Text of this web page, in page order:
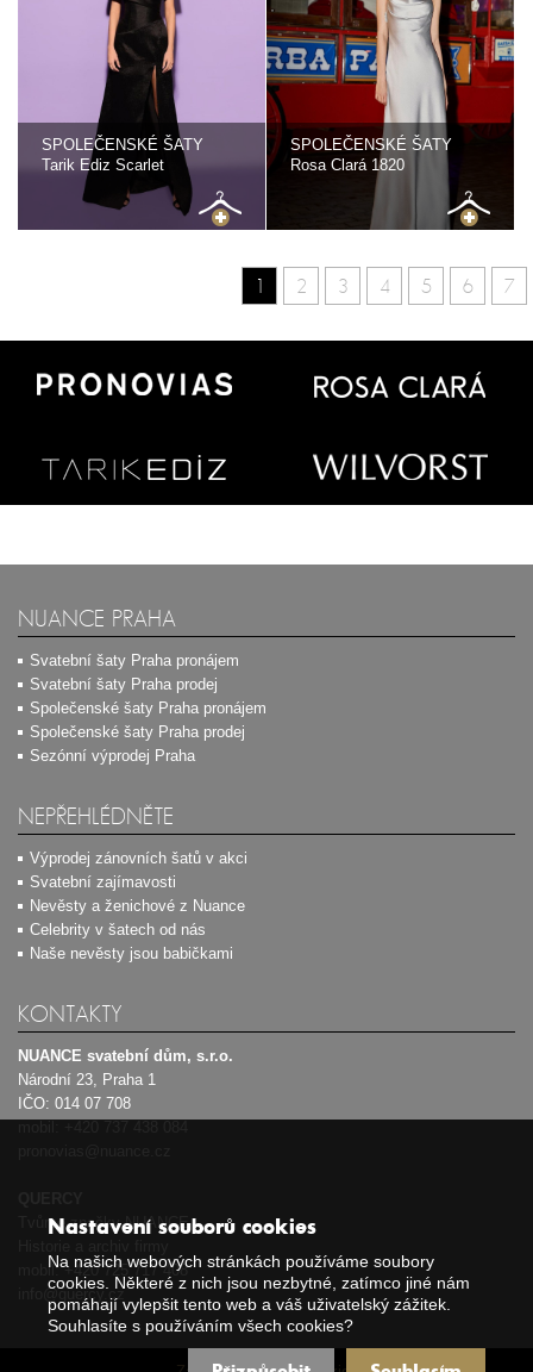
SPOLEČENSKÉ ŠATY
Tarik Ediz Scarlet
SPOLEČENSKÉ ŠATY
Rosa Clará 1820
1 2 3 4 5 6 7
NUANCE PRAHA
Svatební šaty Praha pronájem
Svatební šaty Praha prodej
Společenské šaty Praha pronájem
Společenské šaty Praha prodej
Sezónní výprodej Praha
NEPŘEHLÉDNĚTE
Výprodej zánovních šatů v akci
Svatební zajímavosti
Nevěsty a ženichové z Nuance
Celebrity v šatech od nás
Naše nevěsty jsou babičkami
KONTAKTY
NUANCE svatební dům, s.r.o.
Národní 23, Praha 1
IČO: 014 07 708
Tvůrce značky NUANCE
mobil:+420 725 717 408
info@quercy.cz
Nastavení souborů cookies
Na našich webových stránkách používáme soubory
cookies. Některé z nich jsou nezbytné, zatímco jiné nám
pomáhají vylepšit tento web a váš uživatelský zážitek.
Souhlasíte s používáním všech cookies?